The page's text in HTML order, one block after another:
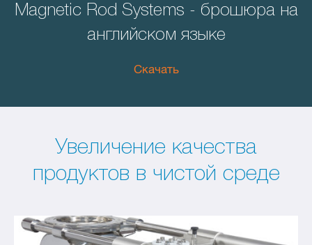
Magnetic Rod Systems - брошюра на
английском языке
Скачать
Увеличение качества
продуктов в чистой среде